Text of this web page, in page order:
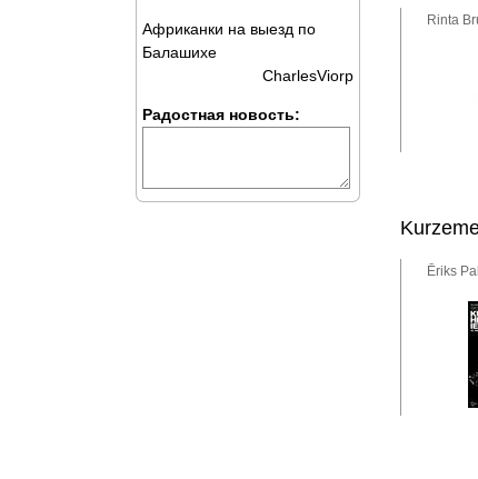
Rinta
Ēriks
Африканки на выезд по
Балашихе
CharlesViorp
Радостная новость: